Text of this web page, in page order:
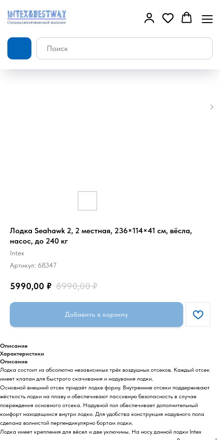
Лодка Seahawk 2, 2 местная, 236×114×41 см, вёсла,
насос, до 240 кг
Intex
Артикул: 68347
5990,00 ₽ 8990,00 ₽
Добавить в корзину
Описание
Характеристики
Описание
Лодка состоит из абсолютно независимых трёх воздушных отсеков. Каждый отсек
имеет клапан для быстрого скачивания и надувания лодки.
Основной внешний отсек придаёт лодке форму. Внутренние отсеки поддерживают
жёсткость лодки на плаву и обеспечивают пассивную безопасность в случае
повреждения основного отсека. Надувной пол обеспечивает дополнительный
комфорт находящимся внутри лодки. Для удобства конструкция надувного пола
сделана волнистой перпендикулярно бортам лодки.
Лодка имеет крепления для вёсел и две уключины. На носу данной лодки Intex